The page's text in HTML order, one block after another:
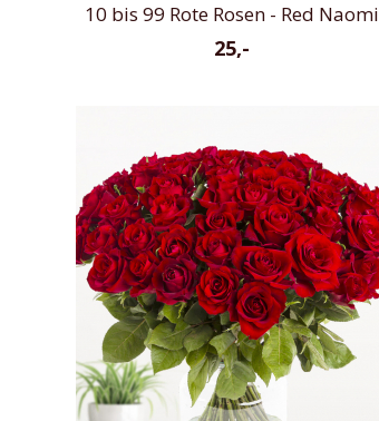
10 bis 99 Rote Rosen - Red Naomi
25,-